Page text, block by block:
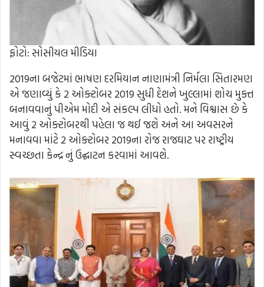
ફોટો: સોસીયલ મીડિયા
2019ના બજેટમાં ભાષણ દરમિયાન નાણામંત્રી નિર્મલા સિતારમણ
એ જણાવ્યું કે 2 ઓક્ટોબર 2019 સુધી દેશને ખુલ્લામાં શોચ મુક્ત
બનાવવાનું પીએમ મોદી એ સંકલ્પ લીધો હતો. મને વિશ્વાસ છે કે
આવું 2 ઓક્ટોબરથી પહેલા જ થઈ જશે અને આ અવસરને
મનાવવા માંટે 2 ઓક્ટોબર 2019ના રોજ રાજઘાટ પર રાષ્ટ્રીય
સ્વચ્છતા કેન્દ્ર નું ઉદ્ઘાટન કરવામાં આવશે.